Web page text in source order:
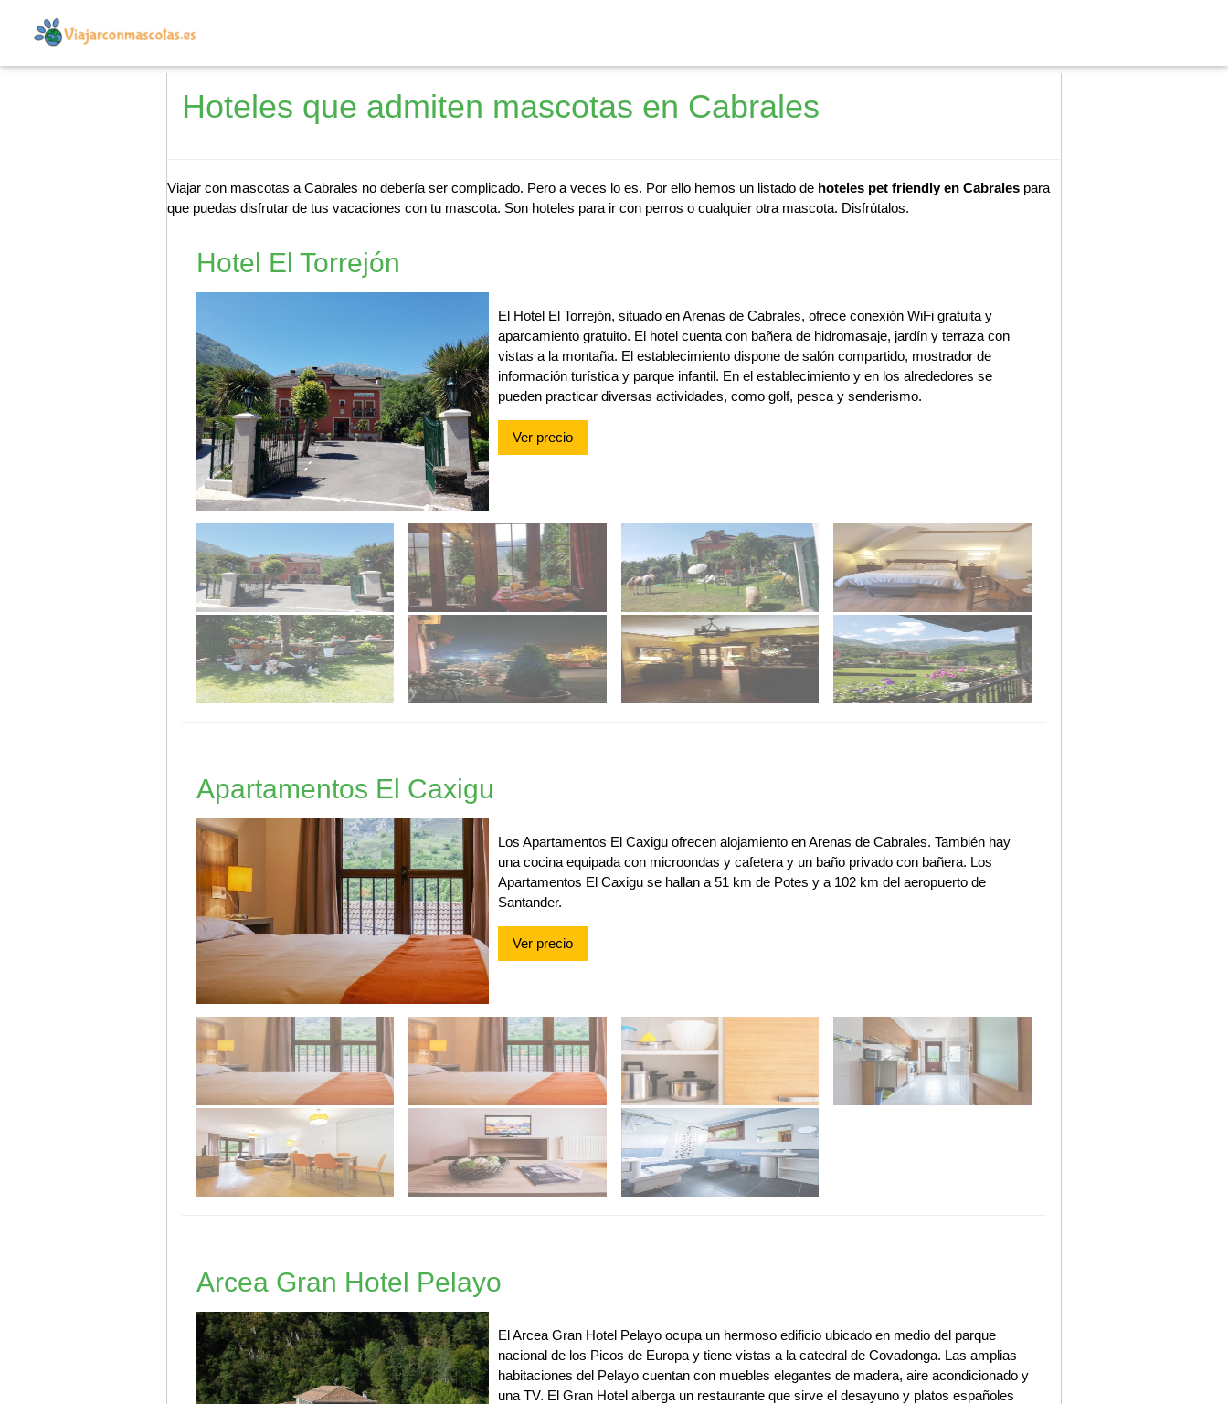
Hoteles que admiten mascotas en Cabrales
Viajar con mascotas a Cabrales no debería ser complicado. Pero a veces lo es. Por ello hemos un listado de hoteles pet friendly en Cabrales para
que puedas disfrutar de tus vacaciones con tu mascota. Son hoteles para ir con perros o cualquier otra mascota. Disfrútalos.
Hotel El Torrejón
El Hotel El Torrejón, situado en Arenas de Cabrales, ofrece conexión WiFi gratuita y
aparcamiento gratuito. El hotel cuenta con bañera de hidromasaje, jardín y terraza con
vistas a la montaña. El establecimiento dispone de salón compartido, mostrador de
información turística y parque infantil. En el establecimiento y en los alrededores se
pueden practicar diversas actividades, como golf, pesca y senderismo.
Ver precio
Apartamentos El Caxigu
Los Apartamentos El Caxigu ofrecen alojamiento en Arenas de Cabrales. También hay
una cocina equipada con microondas y cafetera y un baño privado con bañera. Los
Apartamentos El Caxigu se hallan a 51 km de Potes y a 102 km del aeropuerto de
Santander.
Ver precio
Arcea Gran Hotel Pelayo
El Arcea Gran Hotel Pelayo ocupa un hermoso edificio ubicado en medio del parque
nacional de los Picos de Europa y tiene vistas a la catedral de Covadonga. Las amplias
habitaciones del Pelayo cuentan con muebles elegantes de madera, aire acondicionado y
una TV. El Gran Hotel alberga un restaurante que sirve el desayuno y platos españoles